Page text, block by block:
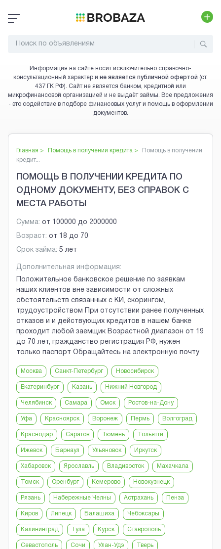
Информация на сайте носит исключительно справочно-
консультационный характер и не является публичной офертой (ст.
437 ГК РФ). Сайт не является банком, кредитной или
микрофинансовой организацией и не выдаёт займы. Все предложения
- это содействие в подборе финансовых услуг и помощь в оформлении
документов.
Главная > Помощь в получении кредита >
Помощь в получении
кредит...
ПОМОЩЬ В ПОЛУЧЕНИИ КРЕДИТА ПО
ОДНОМУ ДОКУМЕНТУ, БЕЗ СПРАВОК С
МЕСТА РАБОТЫ
Сумма: от 100000 до 2000000
Возраст: от 18 до 70
Срок займа: 5 лет
Дополнительная информация:
Положительное банковское решение по заявкам
наших клиентов вне зависимости от сложных
обстоятельств связанных с КИ, скорингом,
трудоустройством При отсутствии ранее полученных
отказов и и действующих кредитов в нашем банке
проходит любой заемщик Возрастной диапазон от 19
до 70 лет, гражданство регистрация РФ, нужен
только паспорт Обращайтесь на электронную почту
Москва Санкт-Петербург Новосибирск
Екатеринбург Казань Нижний Новгород
Челябинск Самара Омск Ростов-на-Дону
Уфа Красноярск Воронеж Пермь Волгоград
Краснодар Саратов Тюмень Тольятти
Ижевск Барнаул Ульяновск Иркутск
Хабаровск Ярославль Владивосток Махачкала
Томск Оренбург Кемерово Новокузнецк
Рязань Набережные Челны Астрахань Пенза
Киров Липецк Балашиха Чебоксары
Калининград Тула Курск Ставрополь
Севастополь Сочи Улан-Удэ Тверь